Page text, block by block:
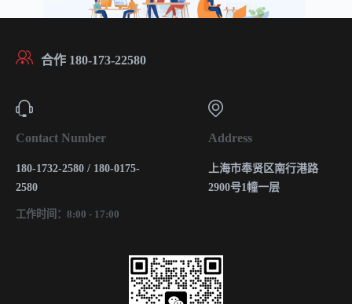
合作 180-173-22580
Contact Number
180-1732-2580 / 180-0175-
2580
工作时间：8:00 - 17:00
Address
上海市奉贤区南行港路
2900号1幢一层